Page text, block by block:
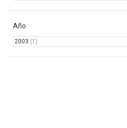
Año
2003 (1)